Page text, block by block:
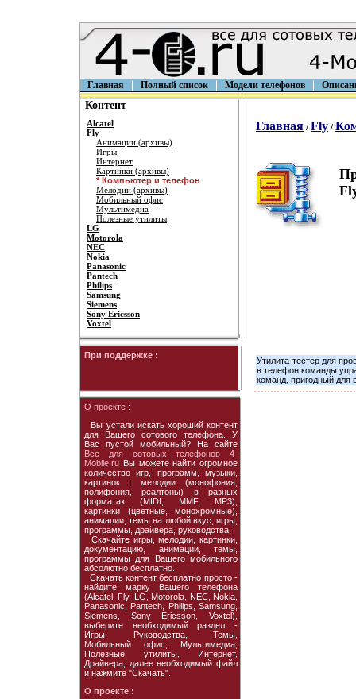
Главная Полный список Модели телефонов
Контент
Alcatel
Fly
Анимации (архивы)
Игры
Интернет
Картинки (архивы)
* Компьютер и телефон
Мелодии (архивы)
Мобильный офис
Мультимедиа
Полезные утилиты
LG
Motorola
NEC
Nokia
Panasonic
Pantech
Philips
Samsung
Siemens
Sony Ericsson
Voxtel
При поддержке :
О проекте :
Вы устали искать хороший контент
для Вашего сотового телефона. У
Вас пустой мобильный? На сайте
Все для сотовых телефонов 4-
Mobile.ru Вы можете найти огромное
количество игр, программ, музыки,
картинок : мелодии (монофония,
полифония, реалтоны) в разных
форматах (MIDI, MMF, MP3),
картинки (цветные, монохромные),
анимации, темы на любой вкус, игры,
программы, драйвера, руководства.
Скачайте игры, мелодии, картинки,
документацию, анимации, темы,
программы для Вашего мобильного
абсолютно бесплатно.
Скачать контент бесплатно просто -
найдите марку Вашего телефона
(Alcatel, Fly, LG, Motorola, NEC, Nokia,
Panasonic, Pantech, Philips, Samsung,
Siemens, Sony Ericsson, Voxtel),
выберите необходимый раздел -
Игры, Руководства, Темы,
Мобильный офис, Мультимедиа,
Полезные утилиты, Интернет,
Драйвера, далее необходимый файл
и нажмите "Скачать".
О проекте :
Главная / Fly /
Утилита-тестер для
в телефон команды
команд, пригодный для